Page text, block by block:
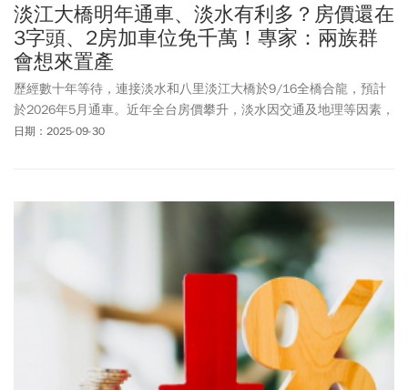
淡江大橋明年通車、淡水有利多？房價還在
3字頭、2房加車位免千萬！專家：兩族群
會想來置產
歷經數十年等待，連接淡水和八里淡江大橋於9/16全橋合龍，預計
於2026年5月通車。近年全台房價攀升，淡水因交通及地理等因素，
成為雙北房價的凹陷區。興富發（2542）在淡海打造2千多戶大社區
日期：2025-09-30